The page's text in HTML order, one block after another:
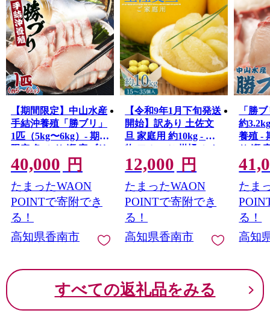
【期間限定】中山水産
手結沖養殖「勝ブリ」
1匹（5kg〜6kg）- 期間
限定 魚 ぶり 鰤 寒ブリ
朝どれ 海鮮 鮮魚 魚介
類 海の幸 ギフト 照り
焼き ぶり大根 しゃぶ
しゃぶ お刺身 煮物 焼
き魚 おかず 産地直送
のし対応可 送料無料
高知県 香南市 冷蔵 ny-
40,000 円
たまったWAON
POINTで寄附でき
る！
高知県香南市
【令和9年1月下旬発送
開始】訳あり 土佐文
旦 家庭用 約10kg - 果
物 フルーツ 柑橘 ぶん
たん ブンタン 訳アリ
キズ 特産品 送料無料
高知県農業協同組合
JA くだもの ざぼん ザ
ボン ボンタン さわや
か デザート スイーツ
フレッシュ おやつ 癖
瑞々しい みずみずし
い 美味しい おいしい
ご自宅用 箱入り 旬 皮
12,000 円
たまったWAON
POINTで寄附でき
る！
高知県香南市
「勝
約
養殖 -
り 鰤
魚介
ギフト
き魚
高知県
たま
る！
高知
すべての返礼品をみる